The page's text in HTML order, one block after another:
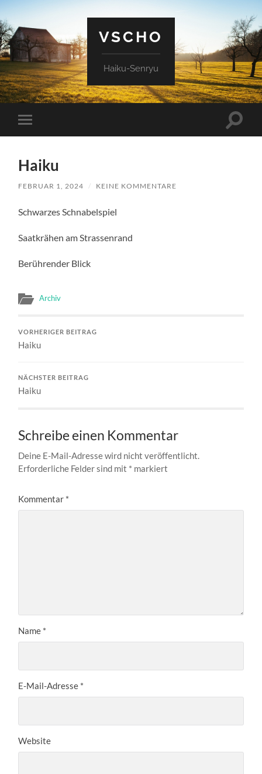
VSCHO
Haiku-Senryu
Mobile-
Menü
Haiku
FEBRUAR 1, 2024 / KEINE KOMMENTARE
Schwarzes Schnabelspiel
Saatkrähen am Strassenrand
Berührender Blick
Archiv
VORHERIGER BEITRAG
Haiku
NÄCHSTER BEITRAG
Haiku
Schreibe einen Kommentar
Deine E-Mail-Adresse wird nicht veröffentlicht.
Erforderliche Felder sind mit * markiert
Kommentar *
Name *
E-Mail-Adresse *
Website